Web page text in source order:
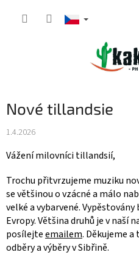
Nové tillandsie
1.4.2026
Vážení milovníci tillandsií,
Trochu přitvrzujeme muziku
se většinou o vzácné a málo
velké a vybarvené.
Evropy. Většina druhů je v naší
posílejteemailem. Děkujeme a
odběry a výběry v Sibřině.